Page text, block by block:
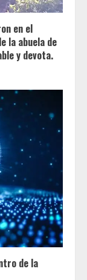
en el
la abuela de
y devota.
de la